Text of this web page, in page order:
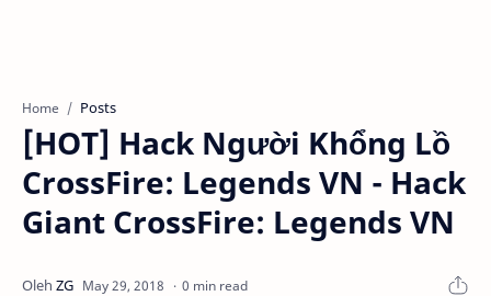
Home Posts
[HOT] Hack Người Khổng Lồ
CrossFire: Legends VN - Hack
Giant CrossFire: Legends VN
0 min read